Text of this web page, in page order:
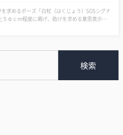
求めるポーズ「白杖（はくじょう）SOSシグナ
５０ｃｍ程度に掲げ、助けを求める意思表示を
検索